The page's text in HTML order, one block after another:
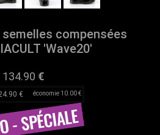
compensées
'Wave20'
134.90 €
€ économie 10.00 €